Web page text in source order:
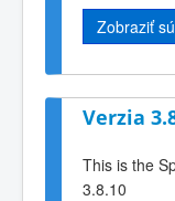
Zobraziť
Verzia
This is the
3.8.10